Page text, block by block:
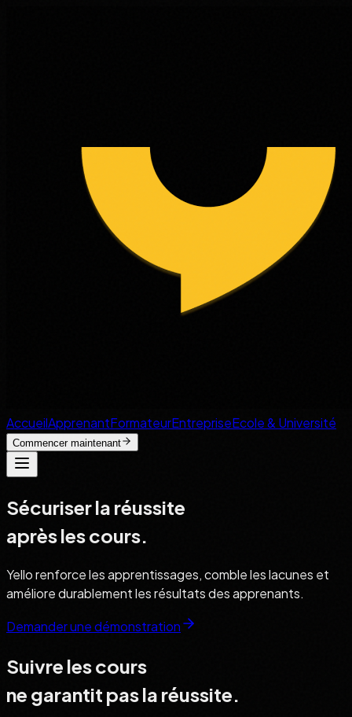
AccueilApprenantFormateurEntrepriseEcole & Université
Commencer maintenant
Sécuriser la réussite
après les cours.
Yello renforce les apprentissages, comble les lacunes et
améliore durablement les résultats des apprenants.
Demander une démonstration
Suivre les cours
ne garantit pas la réussite.